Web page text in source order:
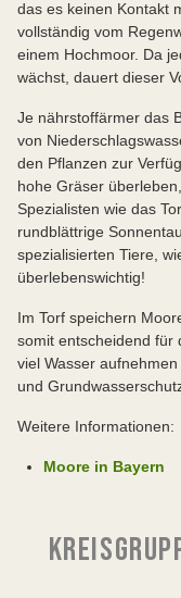
das es keinen Kontakt
vollständig vom
einem Hochmoor. Da
wächst, dauert dieser
Je nährstoffärmer das
von
den Pflanzen zur
hohe Gräser
Spezialisten wie das
rundblättrige
spezialisierten Tiere,
überlebenswichtig!
Im Torf speichern
somit entscheidend für
viel Wasser
und
Weitere Informationen:
Moore in Bayern